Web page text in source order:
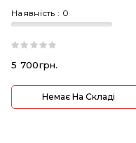
16GB/SSD 256GB)
Наявність : 0
5 700грн.
Немає На Складі